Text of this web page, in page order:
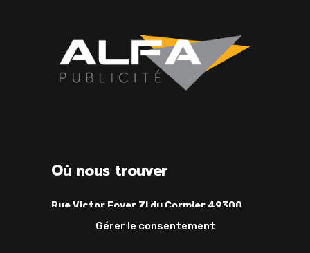
Gérer le consentement
Où nous trouver
Rue Victor Foyer ZI du Cormier 49300